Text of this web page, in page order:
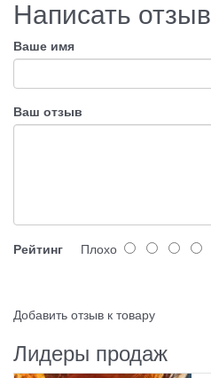
Написать отзыв
Ваше имя
Ваш отзыв
Рейтинг Плохо
Добавить отзыв к товару
Лидеры продаж